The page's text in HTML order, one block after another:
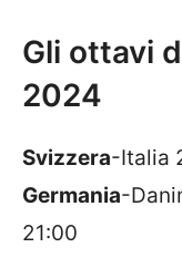
Gli ottavi
2024
Svizzera-Italia
Germania-
21:00